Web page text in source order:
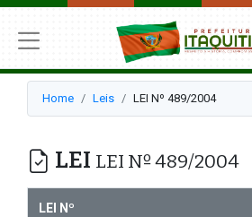
Home Leis LEI Nº 489/2004
LEI LEI Nº 489/2004
LEI Nº